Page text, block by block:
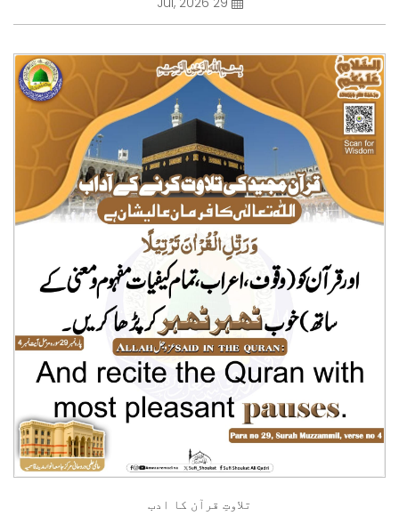
تلاوتِ قرآن کا ادب